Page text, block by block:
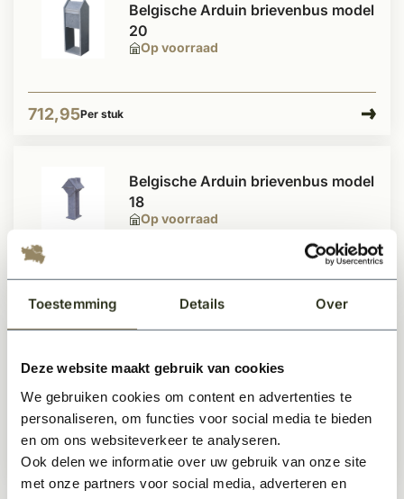
Toestemming Details Over
Deze website maakt gebruik van cookies
We gebruiken cookies om content en advertenties te
personaliseren, om functies voor social media te bieden
en om ons websiteverkeer te analyseren.
Ook delen we informatie over uw gebruik van onze site
met onze partners voor social media, adverteren en
Op voorraad
Belgische Arduin brievenbus model
20
712,95Per stuk
Op voorraad
Belgische Arduin brievenbus model
18
1.005,99
Op voorraad
10
838,50 Per stuk